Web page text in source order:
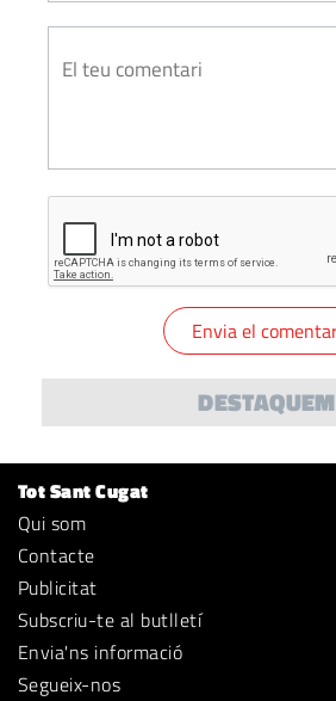
DESTAQUEM
Tot Sant Cugat
Qui som
Contacte
Publicitat
Subscriu-te al butlletí
Envia'ns informació
Segueix-nos